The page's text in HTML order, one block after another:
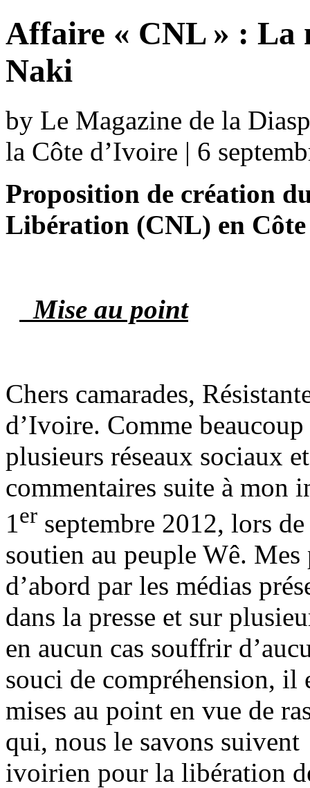
Affaire « CNL » : La
Naki
by Le Magazine de la
la Côte d’Ivoire | 6
Proposition de création
Libération (CNL) en
Mise au point
Chers camarades,
d’Ivoire. Comme
plusieurs réseaux sociaux
commentaires suite à mon
1er septembre 2012, lors
soutien au peuple Wê.
d’abord par les médias
dans la presse et sur
en aucun cas souffrir
souci de compréhension,
mises au point en vue de
qui, nous le savons
ivoirien pour la libération